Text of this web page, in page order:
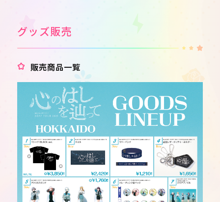
グッズ販売
販売商品一覧